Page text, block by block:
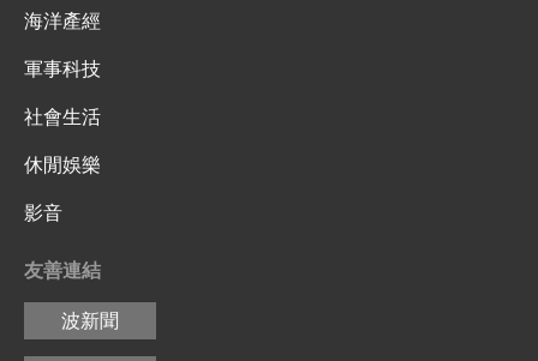
海洋產經
軍事科技
社會生活
休閒娛樂
影音
友善連結
波新聞